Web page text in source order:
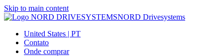
Skip to main content
NORD Drivesystems
United States | PT
Contato
Onde comprar